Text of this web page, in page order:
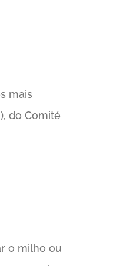
mais
do Comité
o milho ou